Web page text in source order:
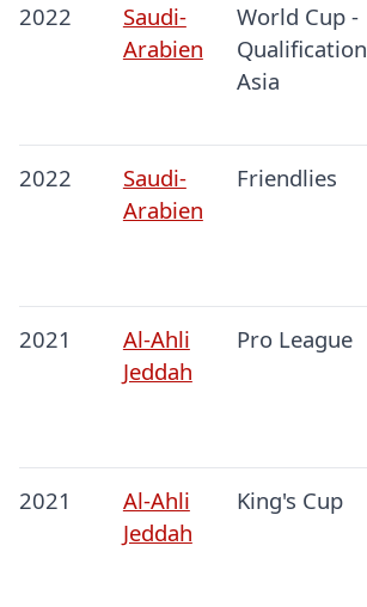
2022
Saudi-
Arabien
World Cup -
Qualification
Asia
2022
Saudi-
Arabien
Friendlies
2021
Al-Ahli
Jeddah
Pro League
2021
Al-Ahli
Jeddah
King's Cup